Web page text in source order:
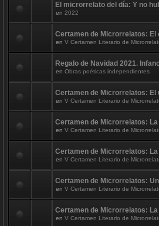
El microrrelato del día: Y no
en 2022
Certamen de Microrrelatos: El
en V Certamen Literario de
Regalo de Navidad 2021.
en Obras poéticas independientes
Certamen de Microrrelatos: El
en V Certamen Literario de
Certamen de Microrrelatos: La
en V Certamen Literario de
Certamen de Microrrelatos:
en V Certamen Literario de
Certamen de Microrrelatos:
en V Certamen Literario de
Certamen de Microrrelatos:
en V Certamen Literario de